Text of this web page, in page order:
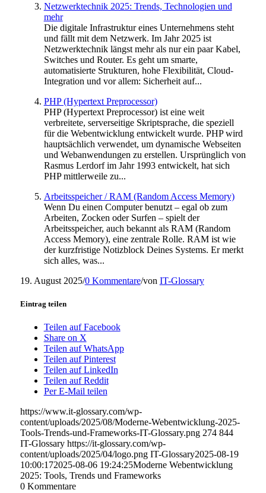
Netzwerktechnik 2025: Trends, Technologien und
mehr
Die digitale Infrastruktur eines Unternehmens steht
und fällt mit dem Netzwerk. Im Jahr 2025 ist
Netzwerktechnik längst mehr als nur ein paar Kabel,
Switches und Router. Es geht um smarte,
automatisierte Strukturen, hohe Flexibilität, Cloud-
Integration und vor allem: Sicherheit auf...
PHP (Hypertext Preprocessor)
PHP (Hypertext Preprocessor) ist eine weit
verbreitete, serverseitige Skriptsprache, die speziell
für die Webentwicklung entwickelt wurde. PHP wird
hauptsächlich verwendet, um dynamische Webseiten
und Webanwendungen zu erstellen. Ursprünglich von
Rasmus Lerdorf im Jahr 1993 entwickelt, hat sich
PHP mittlerweile zu...
Arbeitsspeicher / RAM (Random Access Memory)
Wenn Du einen Computer benutzt – egal ob zum
Arbeiten, Zocken oder Surfen – spielt der
Arbeitsspeicher, auch bekannt als RAM (Random
Access Memory), eine zentrale Rolle. RAM ist wie
der kurzfristige Notizblock Deines Systems. Er merkt
sich alles, was...
19. August 2025/0 Kommentare/von IT-Glossary
Eintrag teilen
Teilen auf Facebook
Share on X
Teilen auf WhatsApp
Teilen auf Pinterest
Teilen auf LinkedIn
Teilen auf Reddit
Per E-Mail teilen
https://www.it-glossary.com/wp-
content/uploads/2025/08/Moderne-Webentwicklung-2025-
Tools-Trends-und-Frameworks-IT-Glossary.png 274 844
IT-Glossary https://it-glossary.com/wp-
content/uploads/2025/04/logo.png IT-Glossary2025-08-19
10:00:172025-08-06 19:24:25Moderne Webentwicklung
2025: Tools, Trends und Frameworks
0 Kommentare